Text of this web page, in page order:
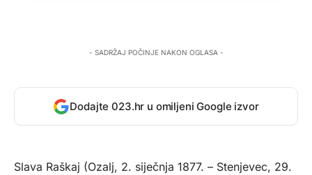
- SADRŽAJ POČINJE NAKON OGLASA -
Dodajte 023.hr u omiljeni Google izvor
Slava Raškaj (Ozalj, 2. siječnja 1877. – Stenjevec, 29.